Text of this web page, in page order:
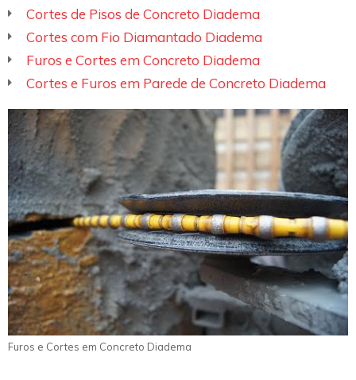
Cortes de Pisos de Concreto Diadema
Cortes com Fio Diamantado Diadema
Furos e Cortes em Concreto Diadema
Cortes e Furos em Parede de Concreto Diadema
Furos e Cortes em Concreto Diadema